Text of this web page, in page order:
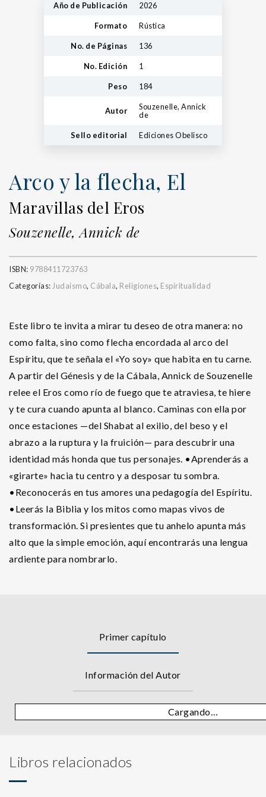
Año de Publicación 2026
Formato Rústica
No. de Páginas 136
No. Edición 1
Peso 184
Autor
Souzenelle, Annick
de
Sello editorial Ediciones Obelisco
Arco y la flecha, El
Maravillas del Eros
Souzenelle, Annick de
ISBN: 9788411723763
Categorías:Judaísmo, Cábala, Religiones, Espiritualidad
Este libro te invita a mirar tu deseo de otra manera: no
como falta, sino como flecha encordada al arco del
Espíritu, que te señala el «Yo soy» que habita en tu carne.
A partir del Génesis y de la Cábala, Annick de Souzenelle
relee el Eros como río de fuego que te atraviesa, te hiere
y te cura cuando apunta al blanco. Caminas con ella por
once estaciones —del Shabat al exilio, del beso y el
abrazo a la ruptura y la fruición— para descubrir una
identidad más honda que tus personajes. •Aprenderás a
«girarte» hacia tu centro y a desposar tu sombra.
•Reconocerás en tus amores una pedagogía del Espíritu.
•Leerás la Biblia y los mitos como mapas vivos de
transformación. Si presientes que tu anhelo apunta más
alto que la simple emoción, aquí encontrarás una lengua
ardiente para nombrarlo.
Primer capítulo
Información del Autor
Cargando…
Libros relacionados